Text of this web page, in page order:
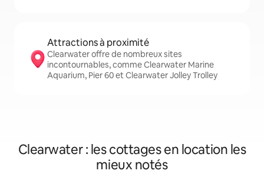
Attractions à proximité
Clearwater offre de nombreux sites
incontournables, comme Clearwater Marine
Aquarium, Pier 60 et Clearwater Jolley Trolley
Clearwater : les cottages en location les
mieux notés